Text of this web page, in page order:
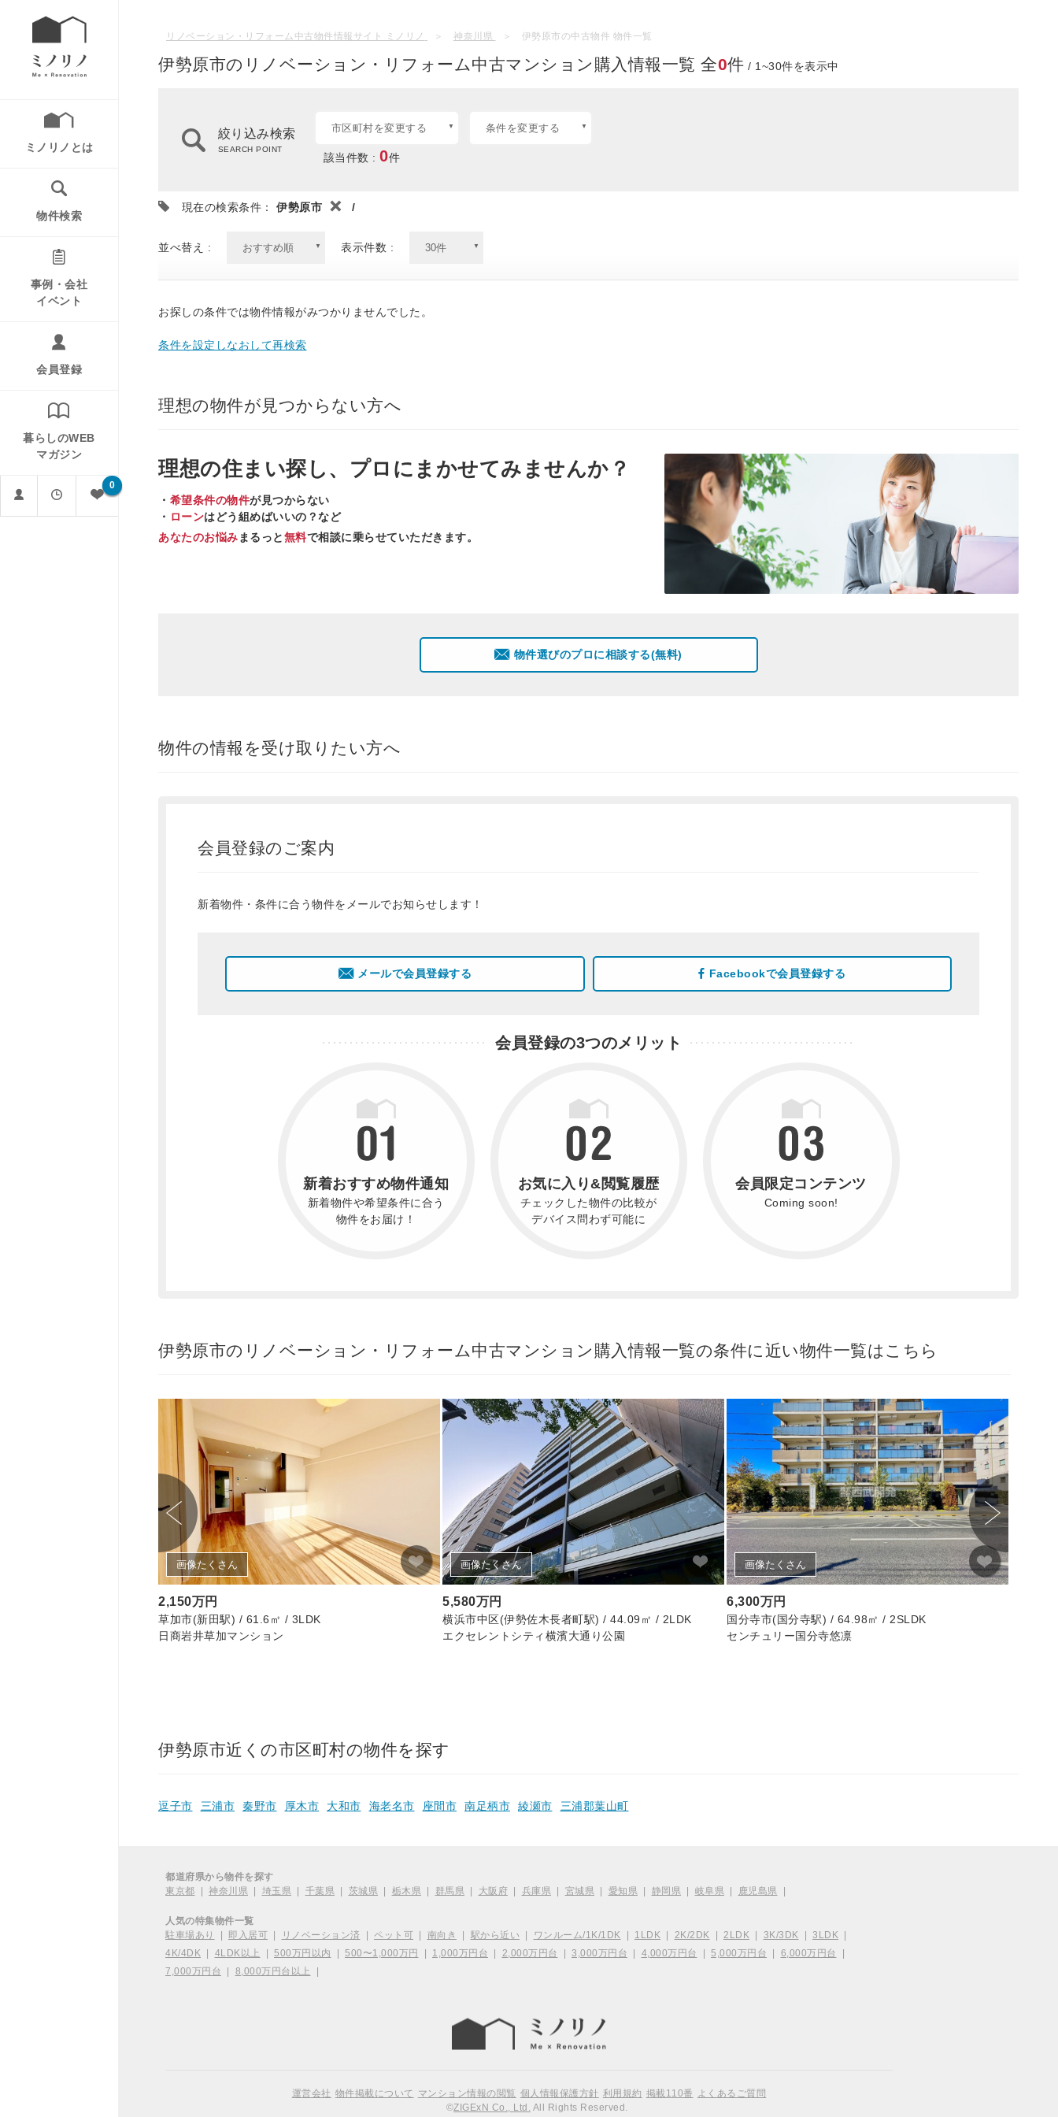
ミノリノとは
物件検索
事例・会社
イベント
会員登録
暮らしのWEB
マガジン
0
リノベーション・リフォーム中古物件情報サイト ミノリノ 神奈川県 伊勢原市の中古物件 物件一覧
伊勢原市のリノベーション・リフォーム中古マンション購入情報一覧 全0件 / 1~30件を表示中
絞り込み検索
SEARCH POINT
市区町村を変更する 条件を変更する
該当件数 : 0件
現在の検索条件： 伊勢原市 /
並べ替え : 表示件数 :
お探しの条件では物件情報がみつかりませんでした。
条件を設定しなおして再検索
理想の物件が見つからない方へ
理想の住まい探し、 プロ にまかせてみませんか？
・ 希望条件の物件が見つからない
・ ローンはどう組めばいいの？など
あなたのお悩み まるっと無料で相談に乗らせていただきます。
物件選びのプロに相談する(無料)
物件の情報を受け取りたい方へ
会員登録のご案内
新着物件・条件に合う物件をメールでお知らせします！
メールで会員登録する Facebookで会員登録する
会員登録の3つのメリット
新着おすすめ物件通知
新着物件や希望条件に合う
物件をお届け！
お気に入り&閲覧履歴
チェックした物件の比較が
デバイス問わず可能に
会員限定コンテンツ
Coming soon!
伊勢原市のリノベーション・リフォーム中古マンション購入情報一覧の条件に近い物件一覧はこちら
画像たくさん
2,150万円
草加市(新田駅) / 61.6㎡ / 3LDK
日商岩井草加マンション
画像たくさん
5,580万円
横浜市中区(伊勢佐木長者町駅) / 44.09㎡ / 2LDK
エクセレントシティ横濱大通り公園
画像たくさん
6,300万円
国分寺市(国分寺駅) / 64.98㎡ / 2SLDK
センチュリー国分寺悠凛
伊勢原市近くの市区町村の物件を探す
逗子市 三浦市 秦野市 厚木市 大和市 海老名市 座間市 南足柄市 綾瀬市 三浦郡葉山町
都道府県から物件を探す
東京都
神奈川県 埼玉県 千葉県 茨城県 栃木県 群馬県 大阪府 兵庫県 宮城県 愛知県 静岡県 岐阜県 鹿児島県
人気の特集物件一覧
駐車場あり
即入居可 リノベーション済 ペット可 南向き 駅から近い ワンルーム/1K/1DK 1LDK 2K/2DK 2LDK 3K/3DK 3LDK
4K/4DK
4LDK以上 500万円以内 500〜1,000万円 1,000万円台 2,000万円台 3,000万円台 4,000万円台 5,000万円台 6,000万円台
7,000万円台
8,000万円台以上
運営会社 物件掲載について マンション情報の閲覧 個人情報保護方針 利用規約 掲載110番 よくあるご質問
©ZIGExN Co., Ltd. All Rights Reserved.